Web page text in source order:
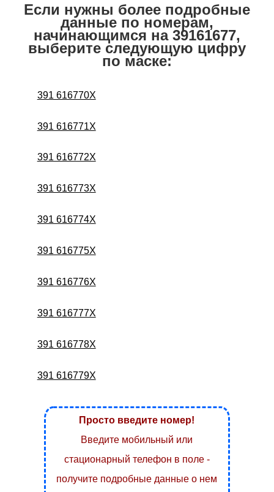
Если нужны более подробные
данные по номерам,
начинающимся на 39161677,
выберите следующую цифру
по маске:
391 616770X
391 616771X
391 616772X
391 616773X
391 616774X
391 616775X
391 616776X
391 616777X
391 616778X
391 616779X
Просто введите номер!
Введите мобильный или
стационарный телефон в поле -
получите подробные данные о нем